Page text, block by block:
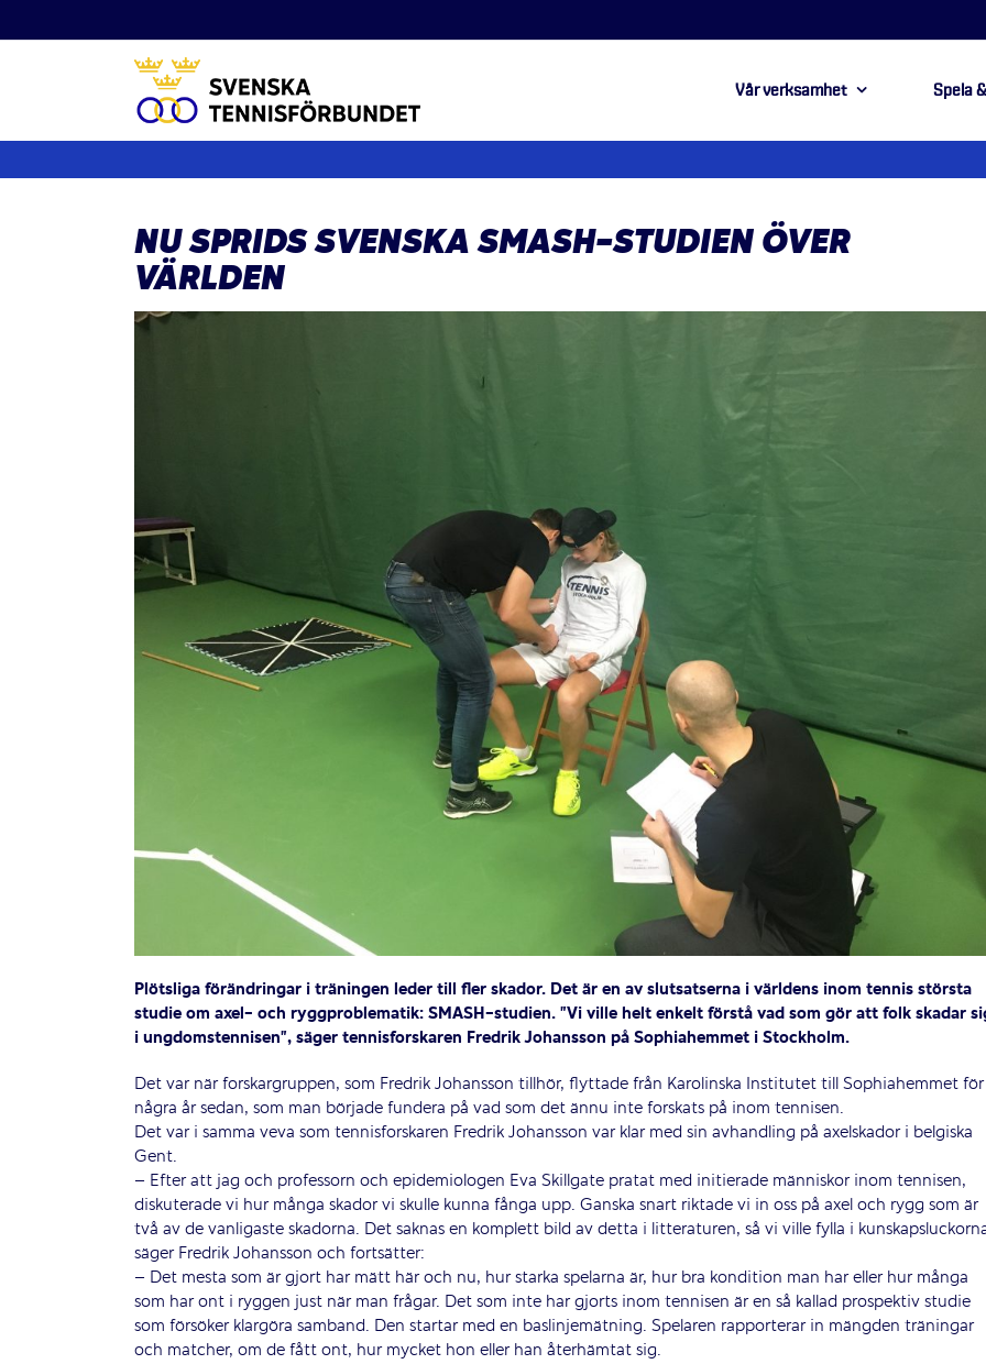
till
Vår verksamhet Spela
NU SPRIDS SVENSKA SMASH-STUDIEN ÖVER
VÄRLDEN
Plötsliga förändringar i träningen leder till fler skador. Det är en av slutsatserna i världens inom tennis största
studie om axel- och ryggproblematik: SMASH-studien. ”Vi ville helt enkelt förstå vad som gör att folk skadar
i ungdomstennisen”, säger tennisforskaren Fredrik Johansson på Sophiahemmet i Stockholm.
Det var när forskargruppen, som Fredrik Johansson tillhör, flyttade från Karolinska Institutet till Sophiahemmet för
några år sedan, som man började fundera på vad som det ännu inte forskats på inom tennisen.
Det var i samma veva som tennisforskaren Fredrik Johansson var klar med sin avhandling på axelskador i belgiska
Gent.
– Efter att jag och professorn och epidemiologen Eva Skillgate prata­t med initierade människor inom tennisen,
diskuterade vi hur många skador vi skulle kunna fånga upp. Ganska snart riktade vi in oss på axel och rygg som är
två av de vanligaste skadorna. Det saknas en komplett bild av detta i litteraturen, så vi ville fylla i
säger Fredrik Johansson och fortsätter:
– Det mesta som är gjort har mätt här och nu, hur starka spelarna är, hur bra kondition man har eller hur många
som har ont i ryggen just när man frågar. Det som inte har gjorts inom tennisen är en så kallad prospektiv studie
som försöker klargöra samband. Den startar med en baslinjemätning. Spelaren rapporterar in mängden träningar
och matcher, om de fått ont, hur mycket hon eller han återhämtat sig.